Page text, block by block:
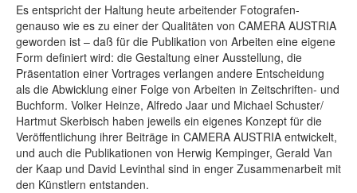
Es entspricht der Haltung heute arbeitender Fotografen-
genauso wie es zu einer der Qualitäten von CAMERA AUSTRIA
geworden ist – daß für die Publikation von Arbeiten eine eigene
Form definiert wird: die Gestaltung einer Ausstellung, die
Präsentation einer Vortrages verlangen andere Entscheidung
als die Abwicklung einer Folge von Arbeiten in Zeitschriften- und
Buchform. Volker Heinze, Alfredo Jaar und Michael Schuster/
Hartmut Skerbisch haben jeweils ein eigenes Konzept für die
Veröffentlichung ihrer Beiträge in CAMERA AUSTRIA entwickelt,
und auch die Publikationen von Herwig Kempinger, Gerald Van
der Kaap und David Levinthal sind in enger Zusammenarbeit mit
den Künstlern entstanden.